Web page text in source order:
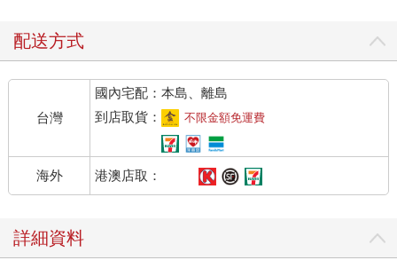
配送方式
台灣
國內宅配：本島、離島
到店取貨：
不限金額免運費
海外 港澳店取：
詳細資料